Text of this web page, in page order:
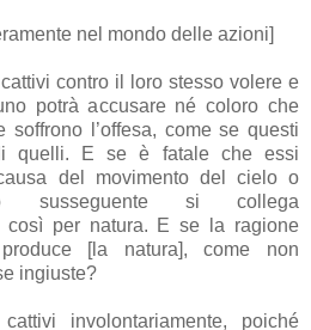
nel mondo delle azioni]
contro il loro stesso volere e
potrà accusare né coloro che
soffrono l’offesa, come se questi
quelli. E se è fatale che essi
del movimento del cielo o
susseguente si collega
così per natura. E se la ragione
[la natura], come non
ingiuste?
involontariamente, poiché